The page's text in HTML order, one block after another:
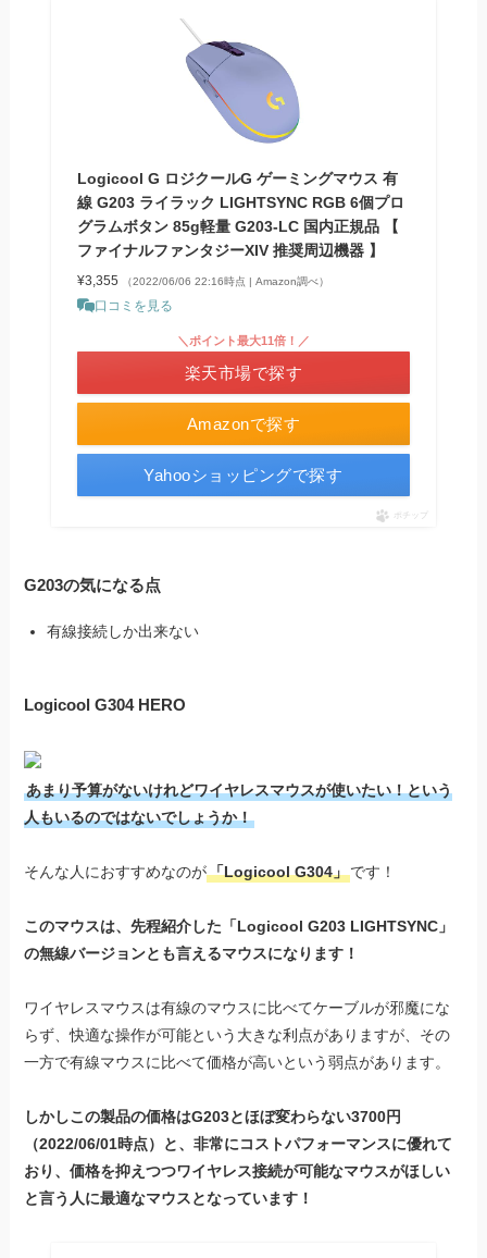
Logicool G ロジクールG ゲーミングマウス 有
線 G203 ライラック LIGHTSYNC RGB 6個プロ
グラムボタン 85g軽量 G203-LC 国内正規品 【
ファイナルファンタジーXIV 推奨周辺機器 】
¥3,355 （2022/06/06 22:16時点 | Amazon調べ）
口コミを見る
Amazonで探す
＼ポイント最大11倍！／
楽天市場で探す
Yahooショッピングで探す
ポチップ
G203の気になる点
有線接続しか出来ない
Logicool G304 HERO
あまり予算がないけれどワイヤレスマウスが使いたい！という
人もいるのではないでしょうか！
そんな人におすすめなのが「Logicool G304」です！
このマウスは、先程紹介した「Logicool G203 LIGHTSYNC」
の無線バージョンとも言えるマウスになります！
ワイヤレスマウスは有線のマウスに比べてケーブルが邪魔にな
らず、快適な操作が可能という大きな利点がありますが、その
一方で有線マウスに比べて価格が高いという弱点があります。
しかしこの製品の価格はG203とほぼ変わらない3700円
（2022/06/01時点）と、非常にコストパフォーマンスに優れて
おり、価格を抑えつつワイヤレス接続が可能なマウスがほしい
と言う人に最適なマウスとなっています！